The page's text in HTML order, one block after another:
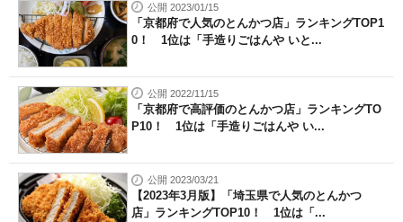
公開 2023/01/15
「京都府で人気のとんかつ店」ランキングTOP1
0！ 1位は「手造りごはんや いと...
公開 2022/11/15
「京都府で高評価のとんかつ店」ランキングTO
P10！ 1位は「手造りごはんや い...
公開 2023/03/21
【2023年3月版】「埼玉県で人気のとんかつ
店」ランキングTOP10！ 1位は「...